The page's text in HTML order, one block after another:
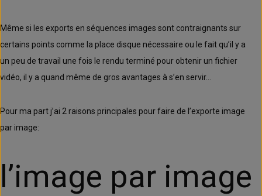
Même si les exports en séquences images sont contraignants sur
certains points comme la place disque nécessaire ou le fait qu’il y a
un peu de travail une fois le rendu terminé pour obtenir un fichier
vidéo, il y a quand même de gros avantages à s’en servir…
Pour ma part j’ai 2 raisons principales pour faire de l’exporte image
par image:
l’image par image